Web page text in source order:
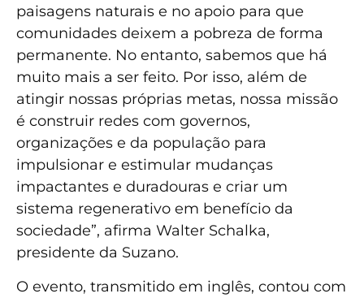
paisagens naturais e no apoio para que
comunidades deixem a pobreza de forma
permanente. No entanto, sabemos que há
muito mais a ser feito. Por isso, além de
atingir nossas próprias metas, nossa missão
é construir redes com governos,
organizações e da população para
impulsionar e estimular mudanças
impactantes e duradouras e criar um
sistema regenerativo em benefício da
sociedade”, afirma Walter Schalka,
presidente da Suzano.
O evento, transmitido em inglês, contou com